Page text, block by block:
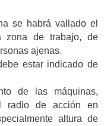
se habrá vallado el
zona de trabajo, de
ajenas.
estar indicado de
de las máquinas,
radio de acción en
altura de